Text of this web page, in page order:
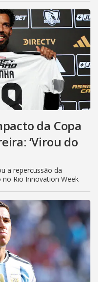
da Copa
‘Virou do
a repercussão da
Rio Innovation Week